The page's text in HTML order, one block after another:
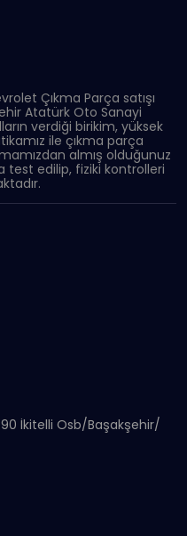
Çıkma Parça satışı
Atatürk Oto Sanayi
verdiği birikim, yüksek
ile çıkma parça
almış olduğunuz
edilip, fiziki kontrolleri
İkitelli Osb/Başakşehir/